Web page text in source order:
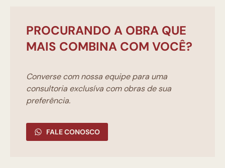
PROCURANDO A OBRA QUE
MAIS COMBINA COM VOCÊ?
Converse com nossa equipe para uma
consultoria exclusíva com obras de sua
preferência.
FALE CONOSCO